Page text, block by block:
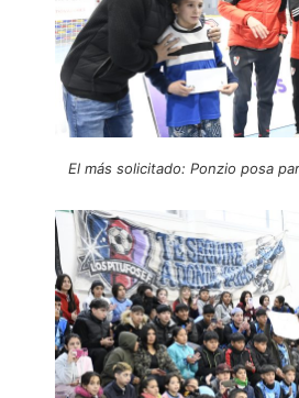
El más solicitado: Ponzio posa